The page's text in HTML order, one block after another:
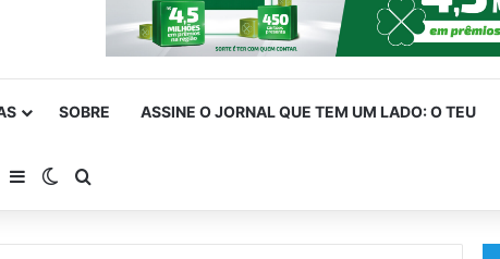
SOBRE ASSINE O JORNAL QUE TEM UM LADO: O TEU
Barra Lateral
Switch skin